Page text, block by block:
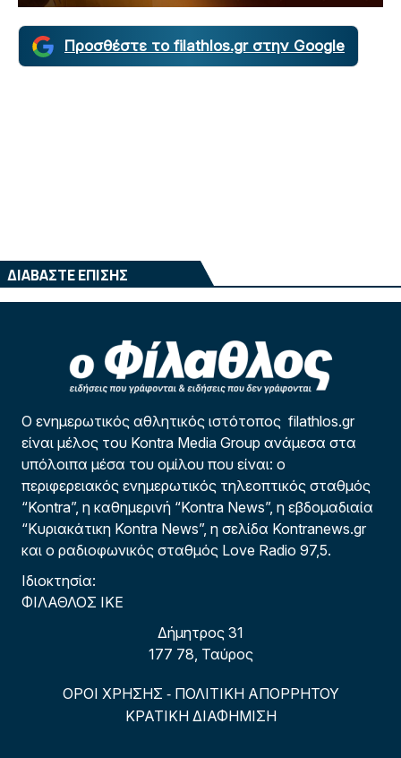
Προσθέστε το filathlos.gr στην Google
ΔΙΑΒΑΣΤΕ ΕΠΙΣΗΣ
Ο ενημερωτικός αθλητικός ιστότοπος filathlos.gr
είναι μέλος του Kontra Media Group ανάμεσα στα
υπόλοιπα μέσα του ομίλου που είναι: ο
περιφερειακός ενημερωτικός τηλεοπτικός σταθμός
“Kontra”, η καθημερινή “Kontra News”, η εβδομαδιαία
“Κυριακάτικη Kontra News”, η σελίδα Kontranews.gr
και ο ραδιοφωνικός σταθμός Love Radio 97,5.
Ιδιοκτησία:
ΦΙΛΑΘΛΟΣ ΙΚΕ
Δήμητρος 31
177 78, Ταύρος
ΟΡΟΙ ΧΡΗΣΗΣ - ΠΟΛΙΤΙΚΗ ΑΠΟΡΡΗΤΟΥ
ΚΡΑΤΙΚΗ ΔΙΑΦΗΜΙΣΗ